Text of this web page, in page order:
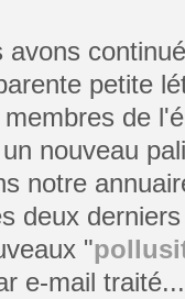
avons
petite
de
nouveau
notre
deux
"
e-mail